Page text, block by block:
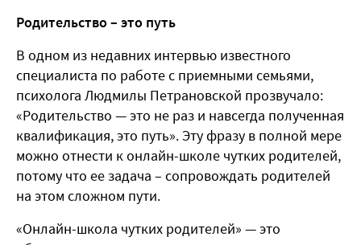
Родительство – это путь
В одном из недавних интервью известного
специалиста по работе с приемными семьями,
психолога Людмилы Петрановской прозвучало:
«Родительство — это не раз и навсегда полученная
квалификация, это путь». Эту фразу в полной мере
можно отнести к онлайн-школе чутких родителей,
потому что ее задача – сопровождать родителей
на этом сложном пути.
«Онлайн-школа чутких родителей» — это